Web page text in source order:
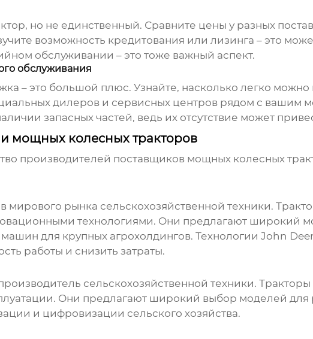
но не единственный. Сравните цены у разных
возможность кредитования или лизинга – это
обслуживании – это тоже важный аспект.
обслуживания
– это большой плюс. Узнайте, насколько легко можно
дилеров и сервисных центров рядом с вашим
запасных частей, ведь их отсутствие может
мощных колесных тракторов
производителей поставщиков мощных колесных
мирового рынка сельскохозяйственной техники.
технологиями. Они предлагают широкий
для крупных агрохолдингов. Технологии John
работы и снизить затраты.
сельскохозяйственной техники.
Они предлагают широкий выбор моделей для
и цифровизации сельского хозяйства.